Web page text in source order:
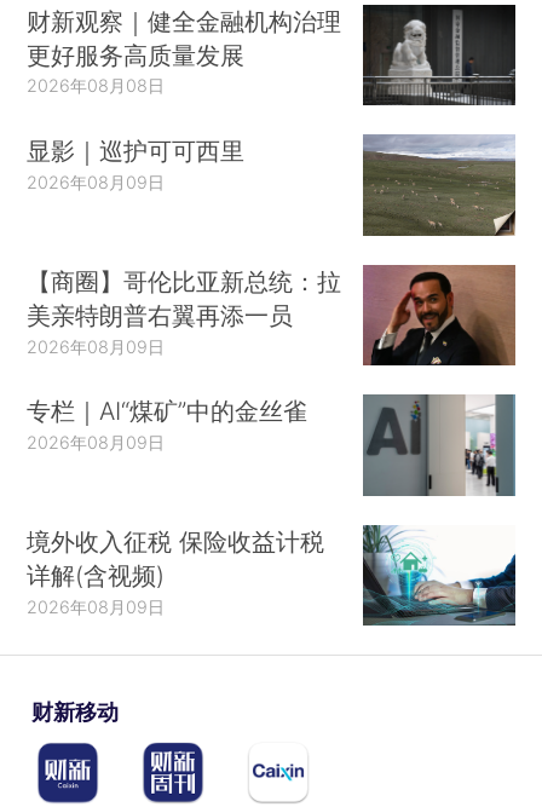
财新观察｜健全金融机构治理
更好服务高质量发展
2026年08月08日
显影｜巡护可可西里
2026年08月09日
【商圈】哥伦比亚新总统：拉
美亲特朗普右翼再添一员
2026年08月09日
专栏｜AI“煤矿”中的金丝雀
2026年08月09日
境外收入征税 保险收益计税
详解(含视频)
2026年08月09日
财新移动